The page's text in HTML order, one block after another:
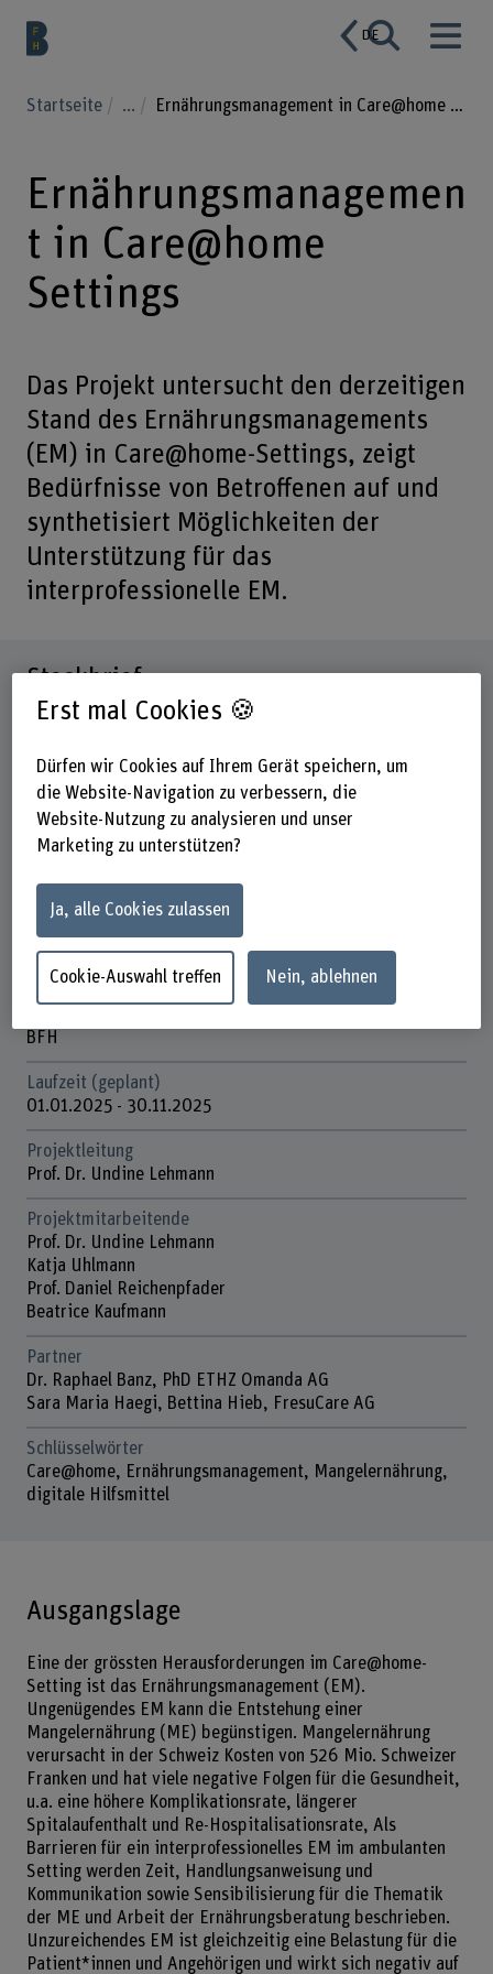
DE
Startseite ... Ernährungsmanagement in Care@home Settings
Ernährungsmanagemen
t in Care@home
Settings
Das Projekt untersucht den derzeitigen
Stand des Ernährungsmanagements
(EM) in Care@home-Settings, zeigt
Bedürfnisse von Betroffenen auf und
synthetisiert Möglichkeiten der
Unterstützung für das
interprofessionelle EM.
Steckbrief
Gesundheit
Hochschule der Künste Bern
Technik und Informatik
Institut(e)
Institute for Patient-centered Digital Health (PCDH)
Strategisches Themenfeld
Themenfeld Caring Society
BFH
Laufzeit (geplant)
01.01.2025 - 30.11.2025
Projektleitung
Prof. Dr. Undine Lehmann
Projektmitarbeitende
Prof. Dr. Undine Lehmann
Katja Uhlmann
Prof. Daniel Reichenpfader
Beatrice Kaufmann
Partner
Dr. Raphael Banz, PhD ETHZ Omanda AG
Sara Maria Haegi, Bettina Hieb, FresuCare AG
Schlüsselwörter
Care@home, Ernährungsmanagement, Mangelernährung,
digitale Hilfsmittel
Ausgangslage
Eine der grössten Herausforderungen im Care@home-
Setting ist das Ernährungsmanagement (EM).
Ungenügendes EM kann die Entstehung einer
Mangelernährung (ME) begünstigen. Mangelernährung
verursacht in der Schweiz Kosten von 526 Mio. Schweizer
Franken und hat viele negative Folgen für die Gesundheit,
u.a. eine höhere Komplikationsrate, längerer
Spitalaufenthalt und Re-Hospitalisationsrate, Als
Barrieren für ein interprofessionelles EM im ambulanten
Setting werden Zeit, Handlungsanweisung und
Kommunikation sowie Sensibilisierung für die Thematik
der ME und Arbeit der Ernährungsberatung beschrieben.
Unzureichendes EM ist gleichzeitig eine Belastung für die
Patient*innen und Angehörigen und wirkt sich negativ auf
Erst mal Cookies 🍪
Dürfen wir Cookies auf Ihrem Gerät speichern, um
die Website-Navigation zu verbessern, die
Website-Nutzung zu analysieren und unser
Marketing zu unterstützen?
Ja, alle Cookies zulassen
Cookie-Auswahl treffen Nein, ablehnen